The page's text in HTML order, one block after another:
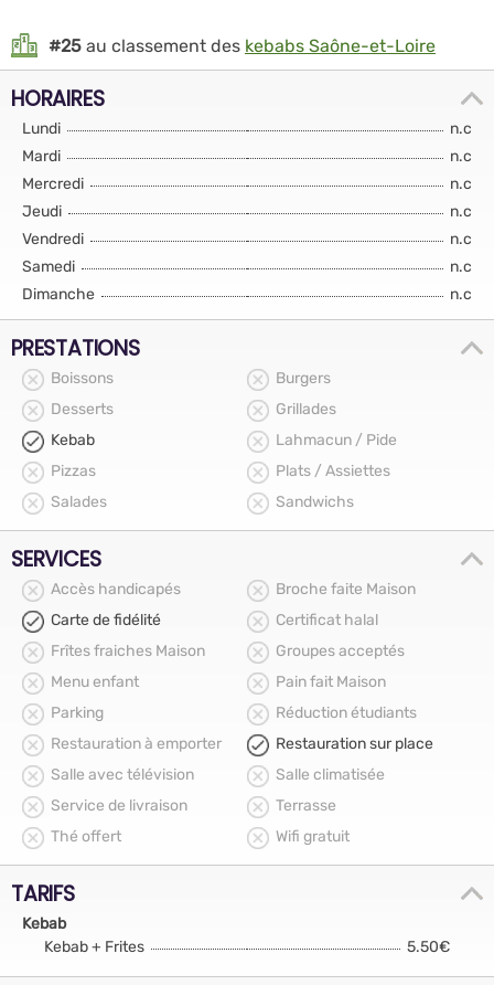
#25 au classement des kebabs Saône-et-Loire
HORAIRES
Lundi
n.c
Mardi
n.c
Mercredi
n.c
Jeudi
n.c
Vendredi
n.c
Samedi
n.c
Dimanche
n.c
PRESTATIONS
Boissons
Burgers
Desserts
Grillades
Kebab
Lahmacun / Pide
Pizzas
Plats / Assiettes
Salades
Sandwichs
SERVICES
Accès handicapés
Broche faite Maison
Carte de fidélité
Certificat halal
Frîtes fraiches Maison
Groupes acceptés
Menu enfant
Pain fait Maison
Parking
Réduction étudiants
Restauration à emporter
Restauration sur place
Salle avec télévision
Salle climatisée
Service de livraison
Terrasse
Thé offert
Wifi gratuit
TARIFS
Kebab
Kebab + Frites
5.50€